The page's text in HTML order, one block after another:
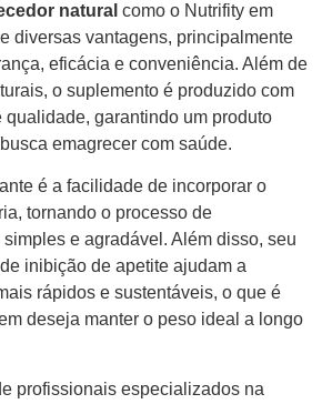
natural como o Nutrifity em
diversas vantagens, principalmente
eficácia e conveniência. Além de
o suplemento é produzido com
qualidade, garantindo um produto
emagrecer com saúde.
é a facilidade de incorporar o
tornando o processo de
e agradável. Além disso, seu
inibição de apetite ajudam a
rápidos e sustentáveis, o que é
deseja manter o peso ideal a longo
profissionais especializados na